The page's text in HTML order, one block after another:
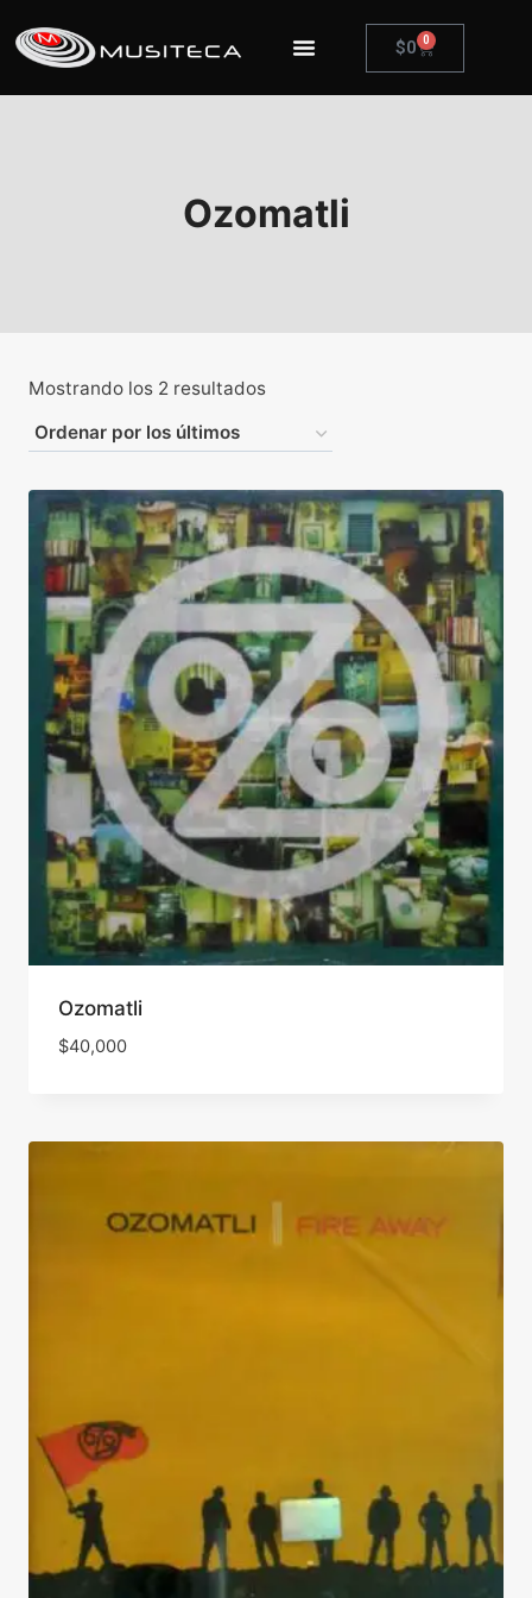
$0 0
Ozomatli
Mostrando los 2 resultados
Ozomatli
$40,000